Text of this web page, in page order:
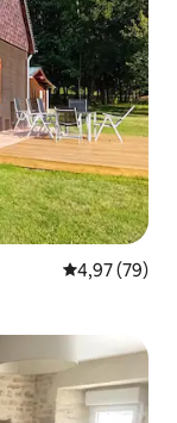
Évaluation
4,97 (79)